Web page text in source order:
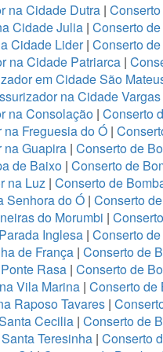
na Cidade Dutra |
Cidade Julia | Conserto
Cidade Lider| Conserto
na Cidade Patriarca|
em Cidade São
na Cidade Vargas
na Consolação | Conserto
Freguesia do Ó |
na Guapira| Conserto de
de Baixo | Conserto de
na Luz | Conserto de
Senhora do Ó| Conserto
do Morumbi |
Inglesa | Conserto
de França | Conserto de
Rasa | Conserto de
Vila Marina| Conserto de
Raposo Tavares|
Cecilia| Conserto de
Teresinha | Conserto